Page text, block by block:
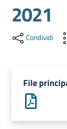
Tutelare
Impresa
Digitale
2021
Condividi
File